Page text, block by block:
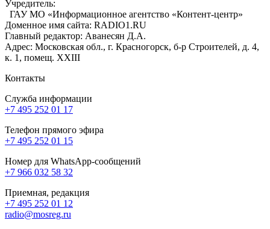
Учредитель:
ГАУ МО «Информационное агентство «Контент-центр»
Доменное имя сайта: RADIO1.RU
Главный редактор: Аванесян Д.А.
Адрес: Московская обл., г. Красногорск, б-р Строителей, д. 4,
к. 1, помещ. XXIII
Контакты
Служба информации
+7 495 252 01 17
Телефон прямого эфира
+7 495 252 01 15
Номер для WhatsApp-сообщений
+7 966 032 58 32
Приемная, редакция
+7 495 252 01 12
radio@mosreg.ru